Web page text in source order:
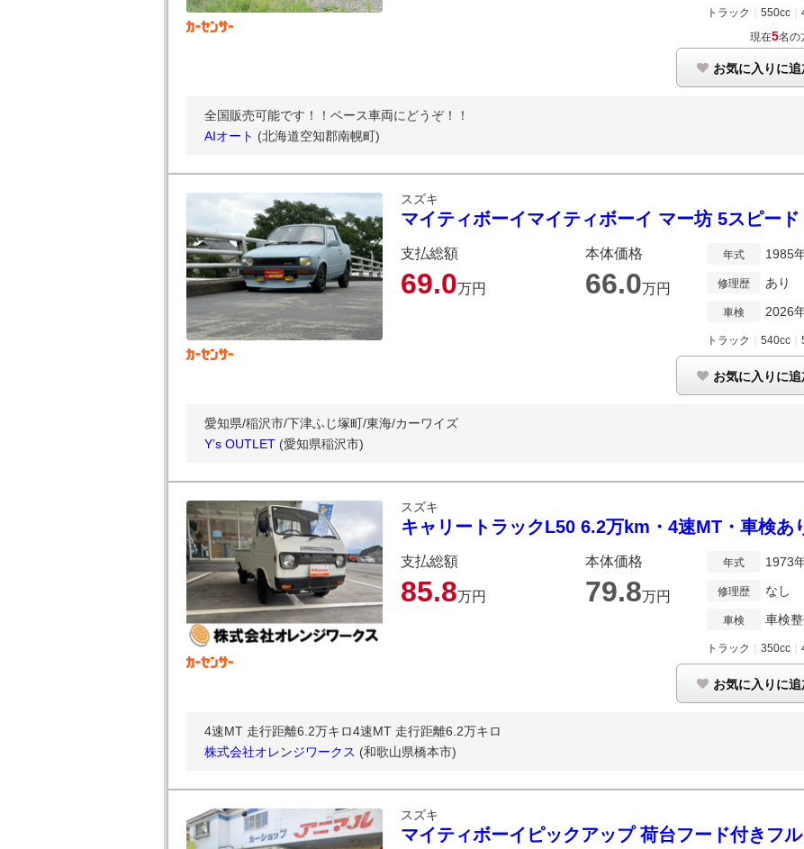
トラック 550cc
現在5名の
お気に入りに追
全国販売可能です！！ベース車両にどうぞ！！
AIオート (北海道空知郡南幌町)
スズキ
マイティボーイマイティボーイ マー坊 5スピード
支払総額
69.0万円
本体価格
66.0万円
年式 1985
修理歴 あり
車検 2026
トラック 540cc
お気に入りに追
愛知県/稲沢市/下津ふじ塚町/東海/カーワイズ
Y’s OUTLET (愛知県稲沢市)
スズキ
キャリートラックL50 6.2万km・4速MT・車検あ
支払総額
85.8万円
本体価格
79.8万円
年式 1973
修理歴 なし
車検 車検
トラック 350cc
お気に入りに追
4速MT 走行距離6.2万キロ4速MT 走行距離6.2万キロ
株式会社オレンジワークス (和歌山県橋本市)
スズキ
マイティボーイピックアップ 荷台フード付きフ